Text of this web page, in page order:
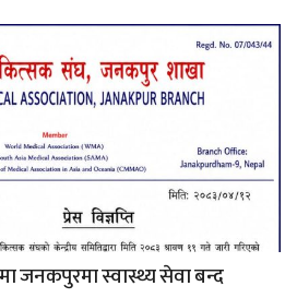
जनकपुरमा स्वास्थ्य सेवा बन्द